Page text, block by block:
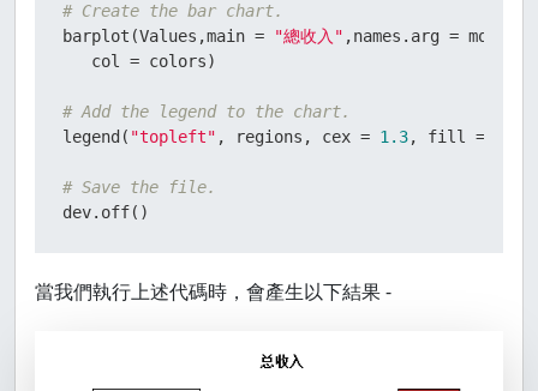
# Create the bar chart.
barplot (Values ,main = "總收入" ,names.arg = months
   col
= colors)
# Add the legend to the chart.
legend ( "topleft" , regions , cex = 1.3, fill =
# Save the file.
dev.off( )
當我們執行上述代碼時，會產生以下結果 -